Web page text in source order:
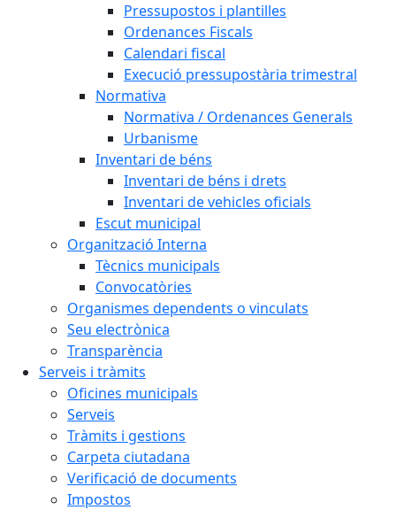
Pressupostos i plantilles
Ordenances Fiscals
Calendari fiscal
Execució pressupostària trimestral
Normativa
Normativa / Ordenances Generals
Urbanisme
Inventari de béns
Inventari de béns i drets
Inventari de vehicles oficials
Escut municipal
Organització Interna
Tècnics municipals
Convocatòries
Organismes dependents o vinculats
Seu electrònica
Transparència
Serveis i tràmits
Oficines municipals
Serveis
Tràmits i gestions
Carpeta ciutadana
Verificació de documents
Impostos